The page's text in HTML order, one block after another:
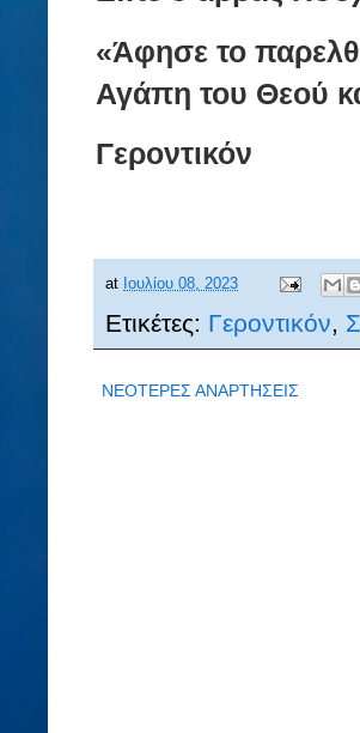
«Άφησε το
Αγάπη του Θεού
Γεροντικόν
at Ιουλίου 08, 2023
Ετικέτες: Γεροντικόν,
ΝΕΟΤΕΡΕΣ ΑΝΑΡΤΗΣΕΙΣ